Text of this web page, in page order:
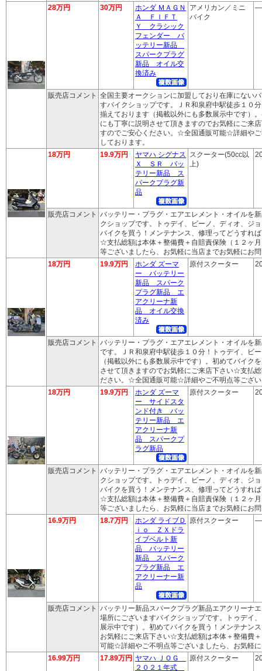
28万円
30万円
ホンダ ＭＡＧＮ
Ａ ＦＩＦＴ
Ｙ クラシック
フェンダー バ
ッテリー新品
スパークプラグ
新品 オイル交
換済み
アメリカン／ミニ
バイク
―
販売店コメント 全国主要オークションに加盟しており在庫にない
すバイクショップです。ＪＲ和泉府中駅徒歩１０
揃えております（掲載以外にも多数展示中です）
にも丁寧に説明させて頂きますのでお気軽にご来
すのでご安心ください。☆全国通販可能☆詳細や
しております。
18万円
19.9万円
ヤマハ シグナス
Ｘ ＳＲ バッ
テリー新品 ス
パークプラグ新
品
スクーター(50cc以
上)
販売店コメント バッテリー・プラグ・エアエレメント・オイルを
クショップです。トゥデイ、ビーノ、ディオ、ジ
バイクを買う！メンテナンス、修理ってどうすれ
☆支払総額は本体＋整備費＋自賠責保険（１２ヶ
等ございましたら、お気軽に当店までお気軽にお
18万円
19.9万円
ホンダ ズーマ
ー バッテリー
新品 スパーク
プラグ新品 エ
アクリーナ新
品 オイル交換
済み
原付スクーター
販売店コメント バッテリー・プラグ・エアエレメント・オイルを
です。ＪＲ和泉府中駅徒歩１０分！トゥデイ、ビ
（掲載以外にも多数展示中です）。初めてバイク
させて頂きますのでお気軽にご来店下さい☆支払
ださい。☆全国通販可能☆詳細やご不明点等ござ
18万円
19.9万円
ホンダ ズーマ
ー サイドスタ
ンド付き バッ
テリー新品 エ
アクリーナ新
品 スパークプ
ラグ新品
原付スクーター
販売店コメント バッテリー・プラグ・エアエレメント・オイルを
クショップです。トゥデイ、ビーノ、ディオ、ジ
バイクを買う！メンテナンス、修理ってどうすれ
☆支払総額は本体＋整備費＋自賠責保険（１２ヶ
等ございましたら、お気軽に当店までお気軽にお
16.9万円
18.7万円
ホンダ ライブＤ
ｉｏ ＺＸドラ
イブベルト新
品 バッテリー
新品 スパーク
プラグ新品 エ
アクリーナー新
品
原付スクーター ―
販売店コメント バッテリー新品スパークプラグ新品エアクリーナ
場所にございますバイクショップです。トゥデイ
展示中です）。初めてバイクを買う！メンテナン
お気軽にご来店下さい☆支払総額は本体＋整備費
可能☆詳細やご不明点等ございましたら、お気軽
16.99万円
17.89万円 ヤマハ ＪＯＧ
２０２１年式
原付スクーター